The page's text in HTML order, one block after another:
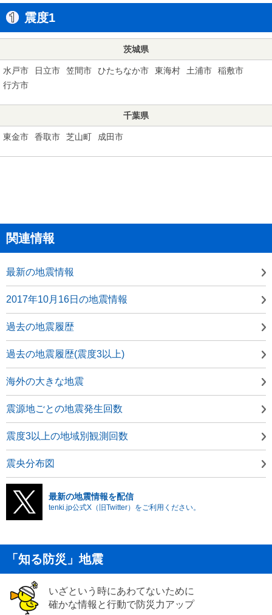
震度1
茨城県
水戸市 日立市 笠間市 ひたちなか市 東海村 土浦市
稲敷市
行方市
千葉県
東金市 香取市 芝山町 成田市
関連情報
最新の地震情報
2017年10月16日の地震情報
過去の地震履歴
過去の地震履歴(震度3以上)
海外の大きな地震
震源地ごとの地震発生回数
震度3以上の地域別観測回数
震央分布図
最新の地震情報を配信
tenki.jp公式X（旧Twitter）をご利用ください。
「知る防災」地震
いざという時にあわてないために
確かな情報と行動で防災力アップ